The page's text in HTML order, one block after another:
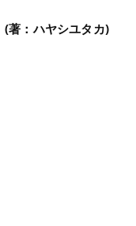
(著：ハヤシユタカ)